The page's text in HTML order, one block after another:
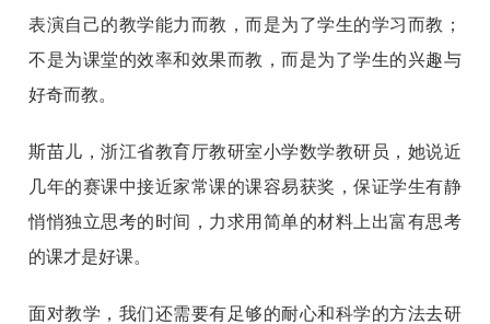
表演自己的教学能力而教，而是为了学生的学习而教；
不是为课堂的效率和效果而教，而是为了学生的兴趣与
好奇而教。
斯苗儿，浙江省教育厅教研室小学数学教研员，她说近
几年的赛课中接近家常课的课容易获奖，保证学生有静
悄悄独立思考的时间，力求用简单的材料上出富有思考
的课才是好课。
面对教学，我们还需要有足够的耐心和科学的方法去研